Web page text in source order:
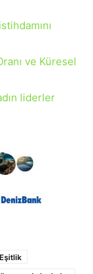
ve Küresel
liderler